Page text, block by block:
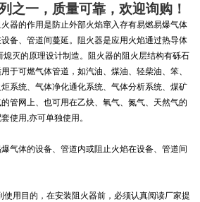
之一，质量可靠，欢迎询购！
器的作用是防止外部火焰窜入存有易燃易爆气体
备、管道间蔓延。阻火器是应用火焰通过热导体
熄灭的原理设计制造。阻火器的阻火层结构有砾石
于可燃气体管道，如汽油、煤油、轻柴油、笨、
系统、气体净化通化系统、气体分析系统、煤矿
管网上、也可用在乙炔、氧气、氮气、天然气的
使用 ,亦可单独使用。
气体的设备、管道内或阻止火焰在设备、管道间
使用目的，在安装阻火器前，必须认真阅读厂家提